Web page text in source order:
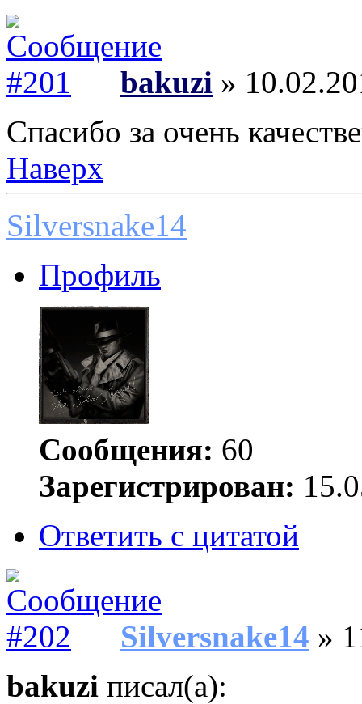
bakuzi »
Спасибо за очень
Наверх
Silversnake14
Профиль
Сообщения: 60
Зарегистрирован:
Ответить с цитатой
Silversnake14 »
bakuzi писал(а):